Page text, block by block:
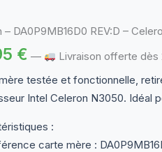
DA0P9MB16D0 REV:D –
€ —
Livraison offerte dès
testée et fonctionnelle,
Intel Celeron N3050. Idéal
:
carte mère :